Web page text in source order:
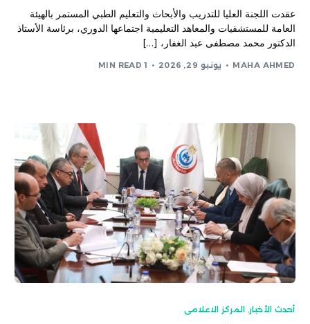
​عقدت اللجنة العليا للتدريب والأبحاث والتعليم الطبي المستمر بالهيئة
العامة للمستشفيات والمعاهد التعليمية اجتماعها الدوري، برئاسة الأستاذ
الدكتور محمد مصطفى عبد الغفار، […]
MAHA AHMED يونيو 29, 2026 1 MIN READ
أحدث الأخبار, المركز الاعلامى